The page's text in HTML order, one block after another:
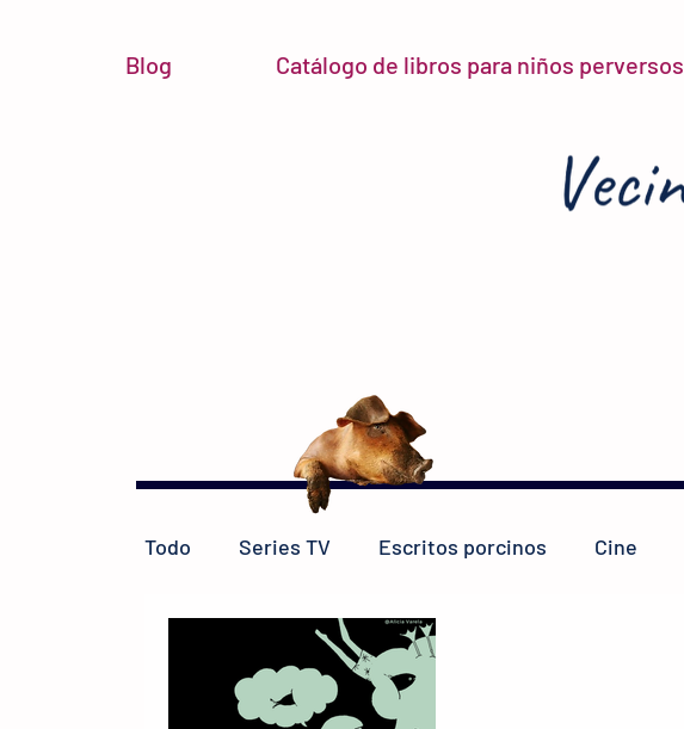
Blog Catálogo de libros para niños perversos
Todo Series TV Escritos porcinos Cine
micro reseñas